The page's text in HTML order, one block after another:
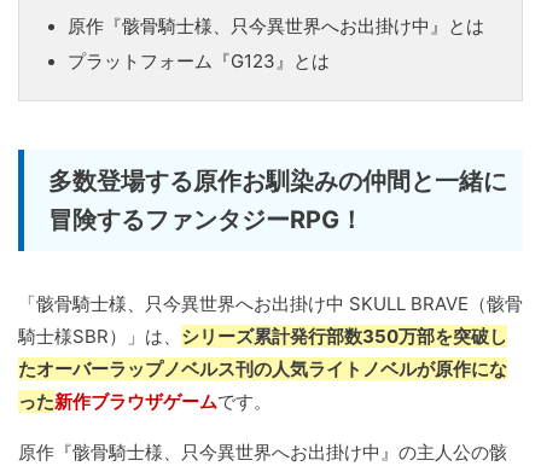
原作『骸骨騎士様、只今異世界へお出掛け中』とは
プラットフォーム『G123』とは
多数登場する原作お馴染みの仲間と一緒に
冒険するファンタジーRPG！
「骸骨騎士様、只今異世界へお出掛け中 SKULL BRAVE（骸骨
騎士様SBR）」は、 シリーズ累計発行部数350万部を突破し
たオーバーラップノベルス刊の人気ライトノベルが原作にな
った新作ブラウザゲームです。
原作『骸骨騎士様、只今異世界へお出掛け中』の主人公の骸